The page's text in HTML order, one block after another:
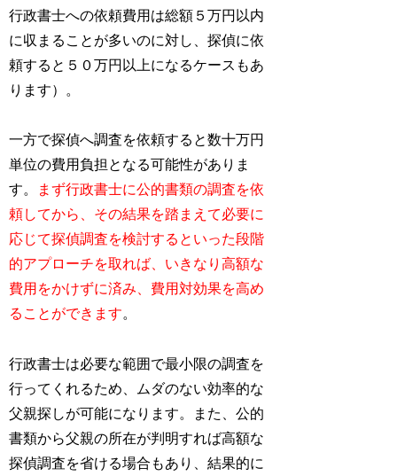
行政書士への依頼費用は総額５万円以内
に収まることが多いのに対し、探偵に依
頼すると５０万円以上になるケースもあ
ります）。
一方で探偵へ調査を依頼すると数十万円
単位の費用負担となる可能性がありま
す。
まず行政書士に公的書類の調査を依
頼してから、その結果を踏まえて必要に
応じて探偵調査を検討するといった段階
的アプローチを取れば、いきなり高額な
費用をかけずに済み、費用対効果を高め
ることができます。
行政書士は必要な範囲で最小限の調査を
行ってくれるため、ムダのない効率的な
父親探しが可能になります。また、公的
書類から父親の所在が判明すれば高額な
探偵調査を省ける場合もあり、結果的に